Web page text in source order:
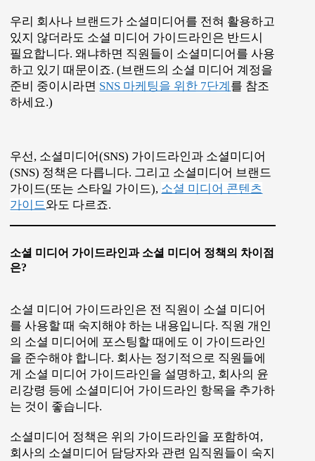
우리 회사나 브랜드가 소셜미디어를 전혀 활용하고
있지 않더라도 소셜 미디어 가이드라인은 반드시
필요합니다. 왜냐하면 직원들이 소셜미디어를 사용
하고 있기 때문이죠. (브랜드의 소셜 미디어 계정을
준비 중이시라면 SNS 마케팅을 위한 7단계 를 참조
하세요.)
우선, 소셜미디어(SNS) 가이드라인과 소셜미디어
(SNS) 정책은 다릅니다. 그리고 소셜미디어 브랜드
가이드(또는 스타일 가이드), 소셜 미디어 콘텐츠
가이드와도 다르죠.
소셜 미디어 가이드라인과 소셜 미디어 정책의 차이점
은?
소셜 미디어 가이드라인은 전 직원이 소셜 미디어
를 사용할 때 숙지해야 하는 내용입니다. 직원 개인
의 소셜 미디어에 포스팅할 때에도 이 가이드라인
을 준수해야 합니다. 회사는 정기적으로 직원들에
게 소셜 미디어 가이드라인을 설명하고, 회사의 윤
리강령 등에 소셜미디어 가이드라인 항목을 추가하
는 것이 좋습니다.
소셜미디어 정책은 위의 가이드라인을 포함하여,
회사의 소셜미디어 담당자와 관련 임직원들이 숙지